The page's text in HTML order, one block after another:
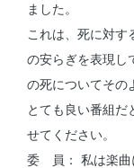
ました。
これは、死に対す
の安らぎを表現し
の死についてその
とても良い番組だ
せてください。
委 員： 私は楽曲